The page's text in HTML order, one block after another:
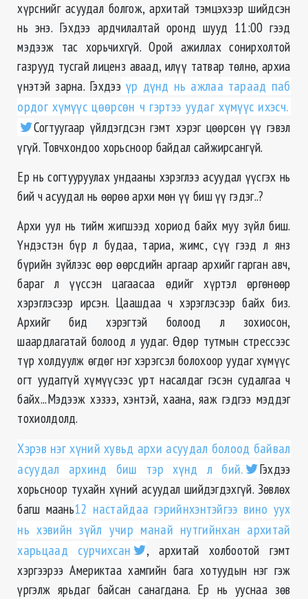
хүрснийг асуудал болгож, архитай тэмцэхээр шийдсэн
нь энэ. Гэхдээ ардчилалтай оронд шууд 11:00 гээд
мэдээж тас хорьчихгүй. Орой ажиллах сонирхолтой
газрууд тусгай лиценз аваад, илүү татвар тѳлнѳ, архиа
үнэтэй зарна. Гэхдээ үр дүнд нь ажлаа тараад паб
ордог хүмүүс цѳѳрсѳн ч гэртээ уудаг хүмүүс ихэсч.
Согтуугаар үйлдэгдсэн гэмт хэрэг цѳѳрсѳн үү гэвэл
үгүй. Товчхондоо хорьсноор байдал сайжирсангүй.
Ер нь согтууруулах ундааны хэрэглээ асуудал үүсгэх нь
бий ч асуудал нь өөрөө архи мөн үү биш үү гэдэг..?
Архи уул нь тийм жигшээд хориод байх муу зүйл биш.
Үндэстэн бүр л будаа, тариа, жимс, сүү гээд л янз
бүрийн зүйлээс өөр өөрсдийн аргаар архийг гарган авч,
бараг л үүссэн цагаасаа өдийг хүртэл өргөнөөр
хэрэглэсээр ирсэн. Цаашдаа ч хэрэглэсээр байх биз.
Архийг бид хэрэгтэй болоод л зохиосон,
шаардлагатай болоод л уудаг. Ѳдөр тутмын стрессээс
түр холдуулж өгдөг нэг хэрэгсэл болохоор уудаг хүмүүс
огт уудаггүй хүмүүсээс урт насалдаг гэсэн судалгаа ч
байх...Мэдээж хэзээ, хэнтэй, хаана, яаж гэдгээ мэддэг
тохиолдолд.
Хэрэв нэг хүний хувьд архи асуудал болоод байвал
асуудал архинд биш тэр хүнд л бий.
Гэхдээ
хорьсноор тухайн хүний асуудал шийдэгдэхгүй. Зѳвлѳх
багш маань12 настайдаа гэрийнхэнтэйгээ вино уух
нь хэвийн зүйл учир манай нутгийнхан архитай
харьцаад сурчихсан
, архитай холбоотой гэмт
хэргээрээ Америктаа хамгийн бага хотуудын нэг гэж
үргэлж ярьдаг байсан санагдана. Ер нь ууснаа зѳв